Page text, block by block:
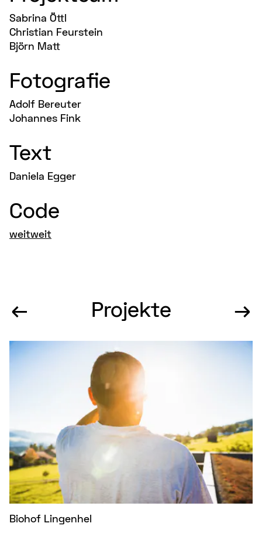
Sabrina Öttl
Christian Feurstein
Björn Matt
Fotografie
Adolf Bereuter
Johannes Fink
Text
Daniela Egger
Code
weitweit
← Projekte →
Biohof Lingenhel